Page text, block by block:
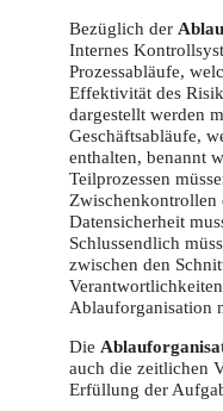
Bezüglich der
Internes
Prozessabläufe,
Effektivität des
dargestellt werden
Geschäftsabläufe,
enthalten, benannt
Teilprozessen
Zwischenkontrollen
Datensicherheit
Schlussendlich
zwischen den
Ablauforganisation
Die
auch die zeitlichen
Erfüllung der